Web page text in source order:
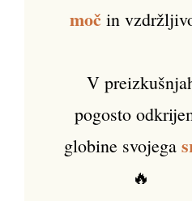
močin
V
pogosto
globine svojega
🔥